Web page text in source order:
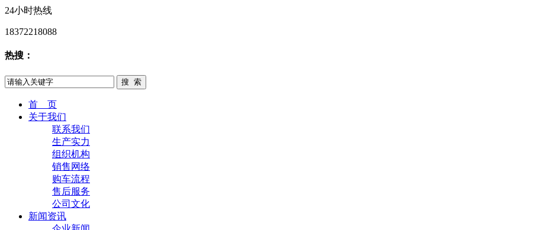
24小时热线
18372218088
热搜：
首 页
关于我们
联系我们
生产实力
组织机构
销售网络
购车流程
售后服务
公司文化
新闻资讯